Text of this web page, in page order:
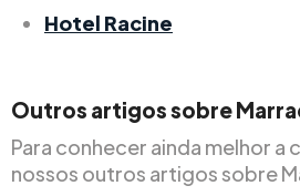
Hotel Racine
Outros artigos sobre
Para conhecer ainda melhor a
nossos outros artigos sobre